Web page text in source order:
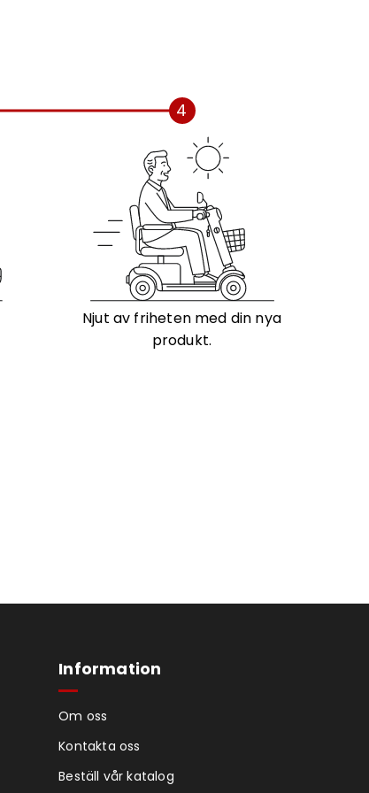
4
Njut av friheten med din nya
produkt.
Information
Om oss
Kontakta oss
Beställ vår katalog